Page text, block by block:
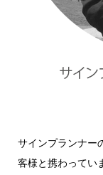
サインプランナー
客様と携わってい